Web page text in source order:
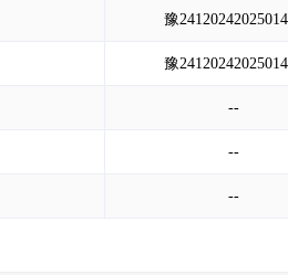
豫
豫
--
--
--